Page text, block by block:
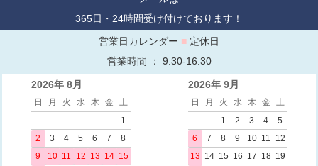
365日・24時間受け付けております！
営業日カレンダー ■ 定休日
営業時間 ： 9:30-16:30
2026年 8月
日 月 火 水 木 金
土
1
2
3 4 5 6 7
8
9
10 11 12 13 14 15
2026年 9月
日 月 火 水 木 金
土
1
2 3 4
5
6
7 8 9 10 11
12
13 14 15 16 17 18 19